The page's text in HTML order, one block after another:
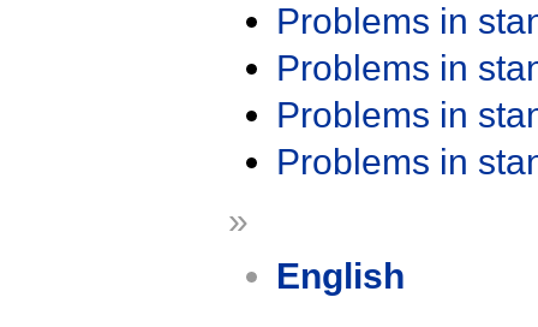
Problems in
Problems in
Problems in
Problems in
»
English